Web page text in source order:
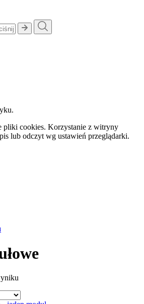
pliki cookies. Korzystanie z witryny
lub odczyt wg ustawień przeglądarki.